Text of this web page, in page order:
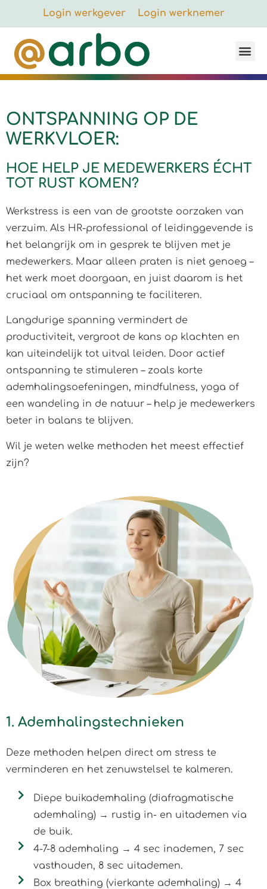
Login werkgever Login werknemer
ONTSPANNING OP DE
WERKVLOER:
HOE HELP JE MEDEWERKERS ÉCHT
TOT RUST KOMEN?
Werkstress is een van de grootste oorzaken van
verzuim. Als HR-professional of leidinggevende is
het belangrijk om in gesprek te blijven met je
medewerkers. Maar alleen praten is niet genoeg –
het werk moet doorgaan, en juist daarom is het
cruciaal om ontspanning te faciliteren.
Langdurige spanning vermindert de
productiviteit, vergroot de kans op klachten en
kan uiteindelijk tot uitval leiden. Door actief
ontspanning te stimuleren – zoals korte
ademhalingsoefeningen, mindfulness, yoga of
een wandeling in de natuur – help je medewerkers
beter in balans te blijven.
Wil je weten welke methoden het meest effectief
zijn?
1. Ademhalingstechnieken
Deze methoden helpen direct om stress te
verminderen en het zenuwstelsel te kalmeren.
Diepe buikademhaling (diafragmatische
ademhaling) → rustig in- en uitademen via
de buik.
4-7-8 ademhaling → 4 sec inademen, 7 sec
vasthouden, 8 sec uitademen.
Box breathing (vierkante ademhaling) → 4